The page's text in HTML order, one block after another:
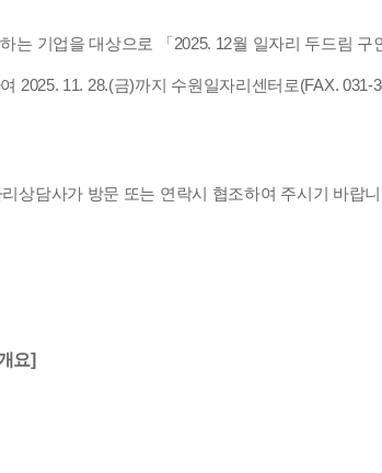
는 기업을 대상으로 「2025. 12월 일자리 두드림
2025. 11. 28.(금)까지 수원일자리센터로(FAX.
상담사가 방문 또는 연락시 협조하여 주시기 바랍
요]